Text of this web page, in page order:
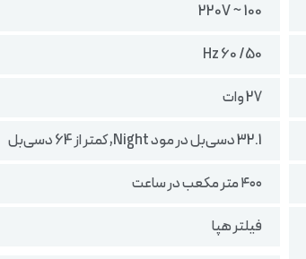
100 ~ 220V
50/ 60 Hz
27 وات
32.1 دسی‌بل در مود Night, کمتر از 64 دسی‌بل
۴۰۰ متر مکعب در ساعت
فیلتر هپا